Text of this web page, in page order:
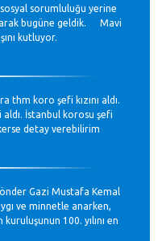
sorumluluğu yerine
bugüne geldik. Mavi
kutluyor.
thm koro şefi kızını aldı.
İstanbul korosu şefi
detay verebilirim
Gazi Mustafa Kemal
ve minnetle anarken,
100. yılını en